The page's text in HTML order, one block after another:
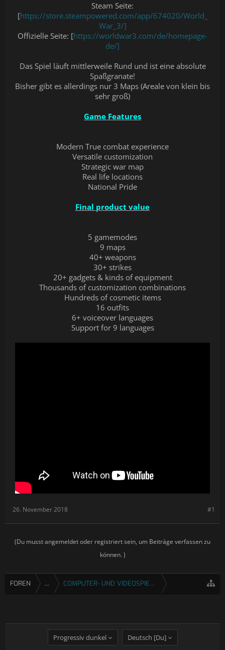
Steam Seite:
[https://store.steampowered.com/app/674020/World_
War_3/]
Offizielle Seite: [https://worldwar3.com/de/homepage-
de/]
Das Spiel läuft mittlerweile Rund und ist eine absolute
Spaßgranate!
Bisher gibt es allerdings nur 3 Maps (Areale von klein bis
sehr groß)
Game Features
Modern True combat experience
Versatile customization
Strategic war map
Real life locations
National Pride
Final product value
5 gamemodes
9 maps
40+ weapons
30+ strikes
20+ gadgets & kinds of equipment
Thousands of customization combinations
Hundreds of cosmetic items
16 outfits
6+ voiceover languages
Support for 9 languages
#1
26. November 2018
(Du musst angemeldet oder registriert sein, um Beiträge verfassen zu
können. )
FOREN ... COMPUTER- UND VIDEOSPIELE
Progressiv dunkel Deutsch [Du]